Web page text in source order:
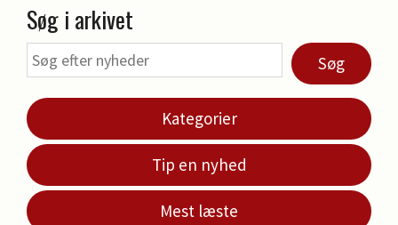
Søg i arkivet
Søg
Kategorier
Tip en nyhed
Mest læste